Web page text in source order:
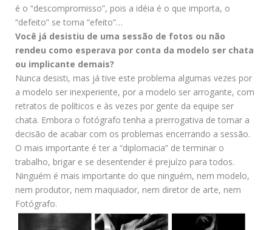
é o “descompromisso”, pois a idéia é o que importa, o
“defeito” se torna “efeito”…
Você já desistiu de uma sessão de fotos ou não
rendeu como esperava por conta da modelo ser chata
ou implicante demais?
Nunca desisti, mas já tive este problema algumas vezes por
a modelo ser inexperiente, por a modelo ser arrogante, com
retratos de políticos e às vezes por gente da equipe ser
chata. Embora o fotógrafo tenha a prerrogativa de tomar a
decisão de acabar com os problemas encerrando a sessão.
O mais importante é ter a “diplomacia” de terminar o
trabalho, brigar e se desentender é prejuízo para todos.
Ninguém é mais importante do que ninguém, nem modelo,
nem produtor, nem maquiador, nem diretor de arte, nem
Fotógrafo.